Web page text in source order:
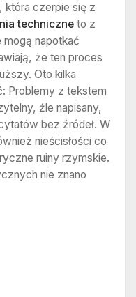
która czerpie się z
techniczne to z
mogą napotkać
że ten proces
Oto kilka
Problemy z tekstem
źle napisany,
bez źródeł. W
nieścisłości co
ruiny rzymskie.
nie znano